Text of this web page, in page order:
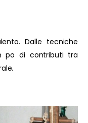
Dalle tecniche
po di contributi tra